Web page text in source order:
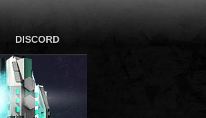
DISCORD